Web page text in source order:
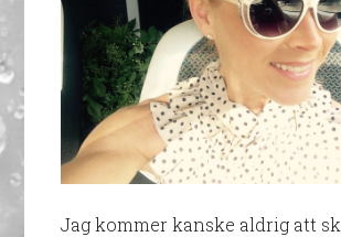
Jag kommer kanske aldrig att